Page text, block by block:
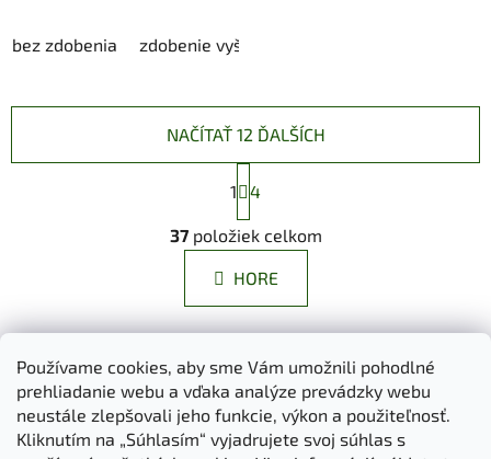
Používame cookies, aby sme Vám umožnili pohodlné
prehliadanie webu a vďaka analýze prevádzky webu
neustále zlepšovali jeho funkcie, výkon a použiteľnosť.
Kliknutím na „Súhlasím“ vyjadrujete svoj súhlas s
bez zdobenia zdobenie vyšívaním
O
v
l
á
d
a
c
i
e
p
NAČÍTAŤ 12 ĎALŠÍCH
S
t
r
á
n
k
v
a
n
e
1 4
37položiek celkom
HORE
Dokumenty na stiahnutie Moja objednávka
Obchodné podmienky Ochrana osobných údajov
Kontakty Informácie o cookies